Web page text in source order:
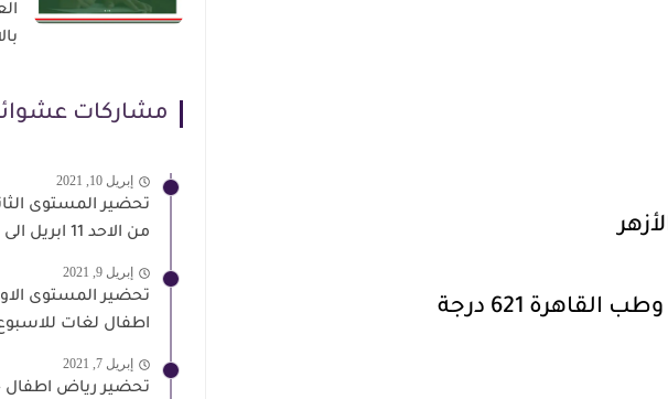
621 درجة
مشاركات
إبريل 10, 2021
تحضير المستوى
من الاحد 11 ابريل الى الاربعاء...
إبريل 9, 2021
تحضير المستوى
اطفال لغات
إبريل 7, 2021